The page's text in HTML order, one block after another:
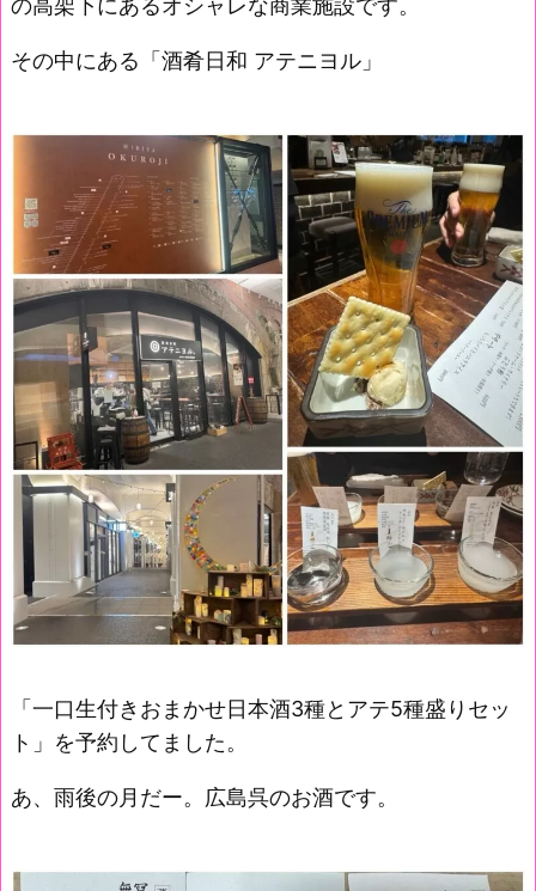
その中にある「酒肴日和 アテニヨル」
「一口生付きおまかせ日本酒3種とアテ5種盛りセッ
ト」を予約してました。
あ、雨後の月だー。広島呉のお酒です。